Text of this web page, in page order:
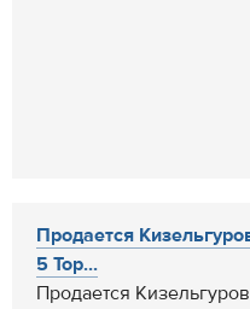
Продается
5 Top...
Продается